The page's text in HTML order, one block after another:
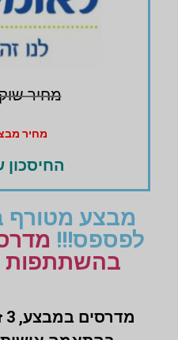
מחיר שוק:
מחיר מבצע:
החיסכון
מבצע מטורף
לפספס!!!
בהשתתפות
מדרסים במבצע,